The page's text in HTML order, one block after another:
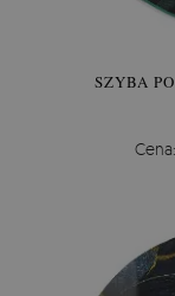
SZYBA
Cena: